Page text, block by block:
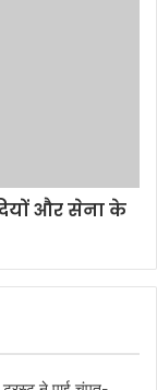
और सेना के